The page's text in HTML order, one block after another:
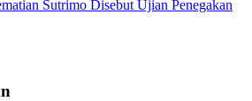
Sutrimo Disebut Ujian Penegakan